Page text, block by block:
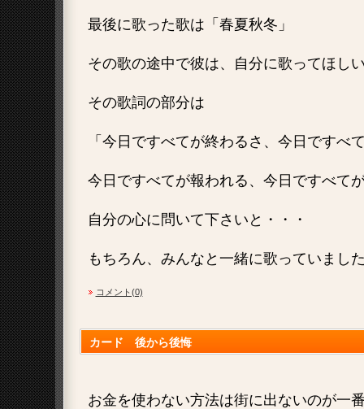
最後に歌った歌は「春夏秋冬」
その歌の途中で彼は、自分に歌ってほし
その歌詞の部分は
「今日ですべてが終わるさ、今日ですべ
今日ですべてが報われる、今日ですべて
自分の心に問いて下さいと・・・
もちろん、みんなと一緒に歌っていまし
コメント(0)
カード 後から後悔
お金を使わない方法は街に出ないのが一